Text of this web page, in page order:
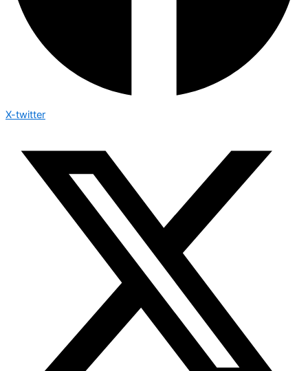
X-twitter